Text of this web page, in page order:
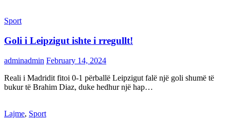
Sport
Goli i Leipzigut ishte i rregullt!
adminadmin February 14, 2024
Reali i Madridit fitoi 0-1 përballë Leipzigut falë një goli shumë të
bukur të Brahim Diaz, duke hedhur një hap…
Lajme, Sport